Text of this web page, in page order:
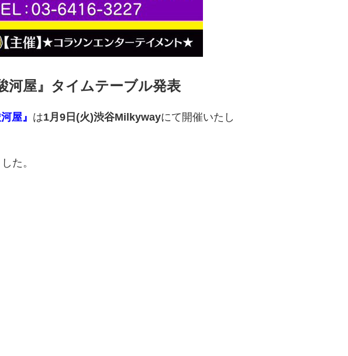
屋』タイムテーブル発表
屋』 は1月9日(火)渋谷Milkywayにて開催いたし
た。